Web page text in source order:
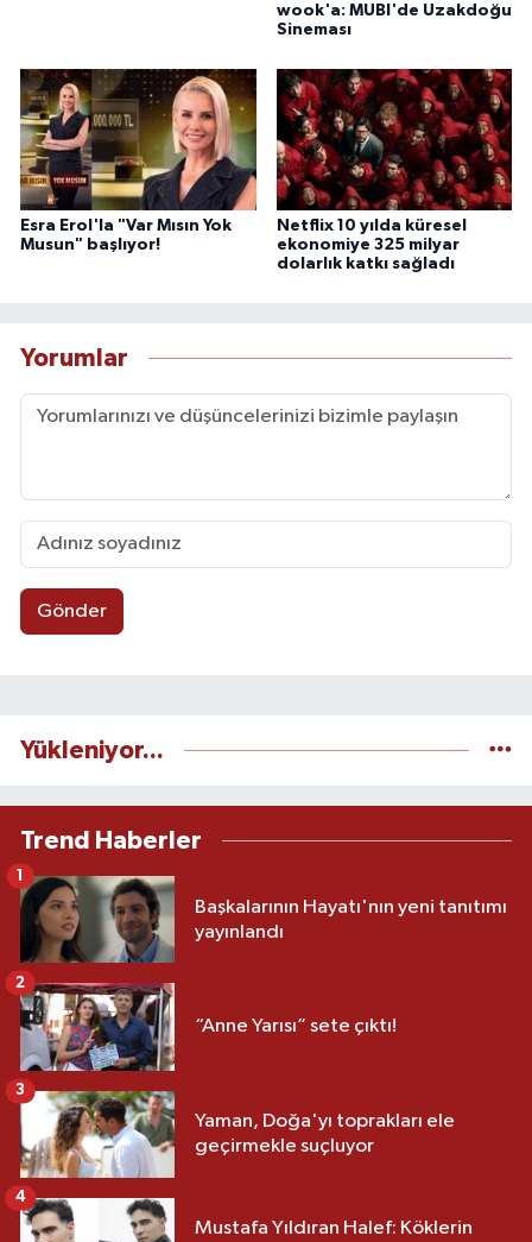
wook'a: MUBI'de Uzakdoğu
Sineması
Esra Erol'la "Var Mısın Yok
Musun" başlıyor!
Netflix 10 yılda küresel
ekonomiye 325 milyar
dolarlık katkı sağladı
Yorumlar
Gönder
Yükleniyor...
Trend Haberler
Başkalarının Hayatı'nın yeni tanıtımı
yayınlandı
1
“Anne Yarısı” sete çıktı!
2
Yaman, Doğa'yı toprakları ele
geçirmekle suçluyor
3
Mustafa Yıldıran Halef: Köklerin
4